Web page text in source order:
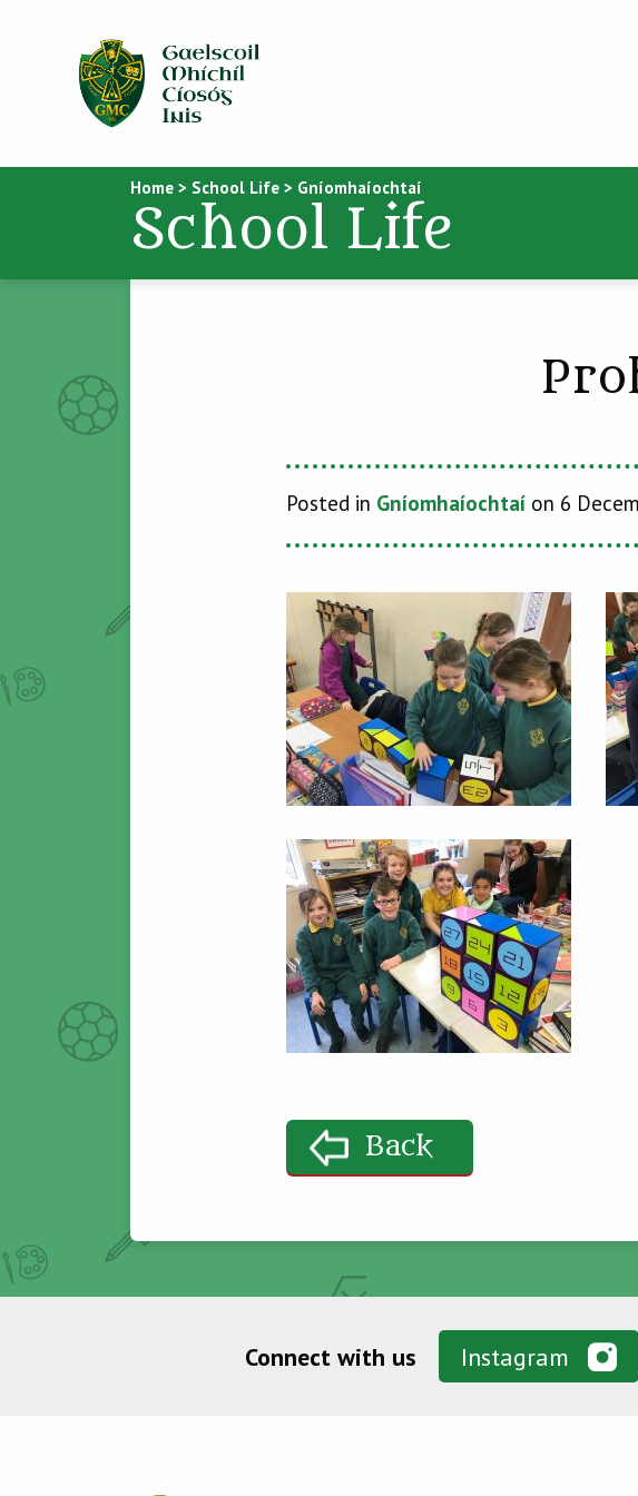
Home > School Life > Gníomhaíochtaí
School Life
Posted in Gníomhaíochtaí on 6
Back
Connect with us Instagram